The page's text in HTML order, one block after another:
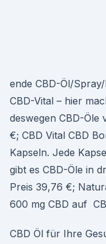
ende CBD-Öl/
CBD-Vital – hier
deswegen CBD-Öle
€; CBD Vital CBD
Kapseln. Jede
gibt es CBD-Öle in
Preis 39,76 €;
600 mg CBD auf
CBD Öl für Ihre